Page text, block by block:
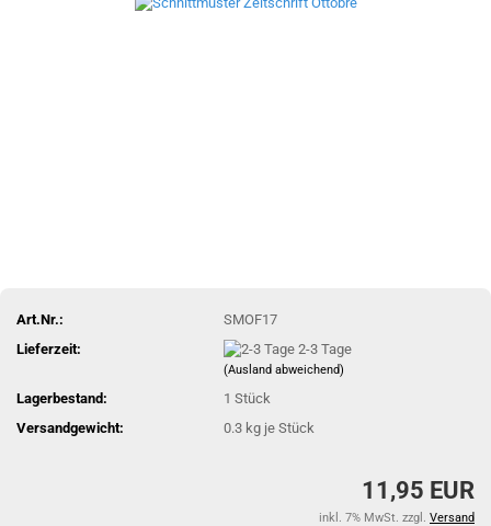
Art.Nr.:
SMOF17
Lieferzeit:
2-3 Tage
(Ausland abweichend)
Lagerbestand: 1Stück
Versandgewicht:
0.3 kg je Stück
11,95 EUR
inkl. 7% MwSt. zzgl. Versand